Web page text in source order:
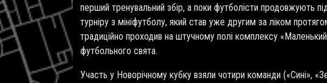
перший тренувальний збір, а поки футболісти продовжують
турніру з мініфутболу, який став уже другим за ліком
традиційно проходив на штучному полі комплексу
футбольного свята.
Участь у Новорічному кубку взяли чотири команди («Сині»,